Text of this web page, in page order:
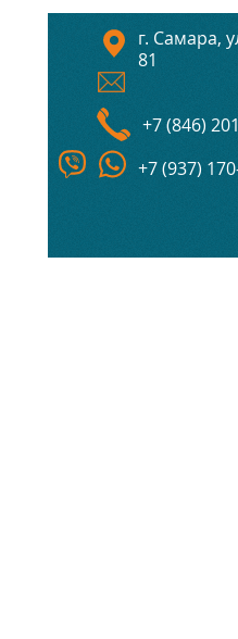
г. Самара,
81
+7 (846)
+7 (937)